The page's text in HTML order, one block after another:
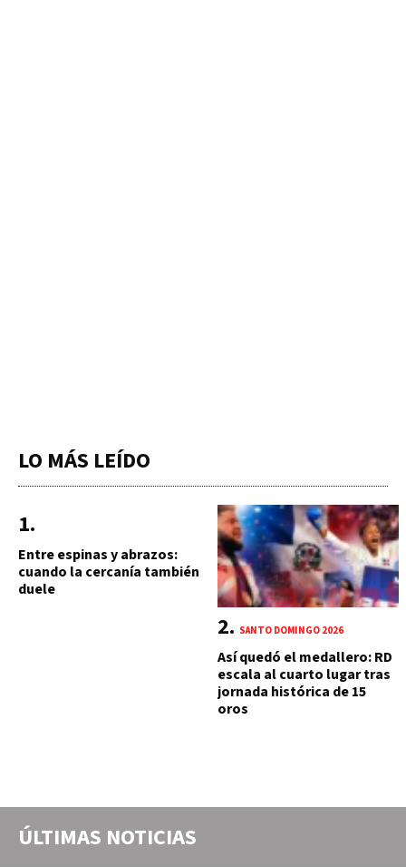
LO MÁS LEÍDO
Entre espinas y abrazos:
cuando la cercanía también
duele
SANTO DOMINGO 2026
Así quedó el medallero: RD
escala al cuarto lugar tras
jornada histórica de 15
oros
ÚLTIMAS NOTICIAS